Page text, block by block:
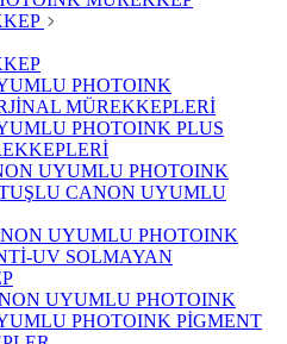
PHOTOINK
MÜREKKEPLERİ
PHOTOINK PLUS
UYUMLU PHOTOINK
CANON UYUMLU
UYUMLU PHOTOINK
UV SOLMAYAN
UYUMLU PHOTOINK
PHOTOINK PİGMENT